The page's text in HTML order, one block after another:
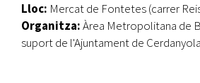
Lloc: Mercat de Fontetes (carrer
Organitza:Àrea Metropolitana de
suport de l'Ajuntament de